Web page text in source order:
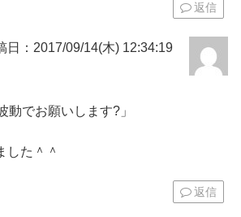
返信
日：2017/09/14(木) 12:34:19
動でお願いします?」
した＾＾
返信